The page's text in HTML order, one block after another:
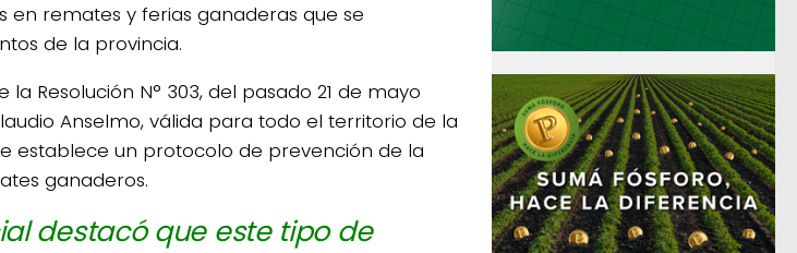
en remates y ferias ganaderas que se
de la provincia.
Resolución N° 303, del pasado 21 de mayo
Anselmo, válida para todo el territorio de la
establece un protocolo de prevención de la
ganaderos.
destacó que este tipo de